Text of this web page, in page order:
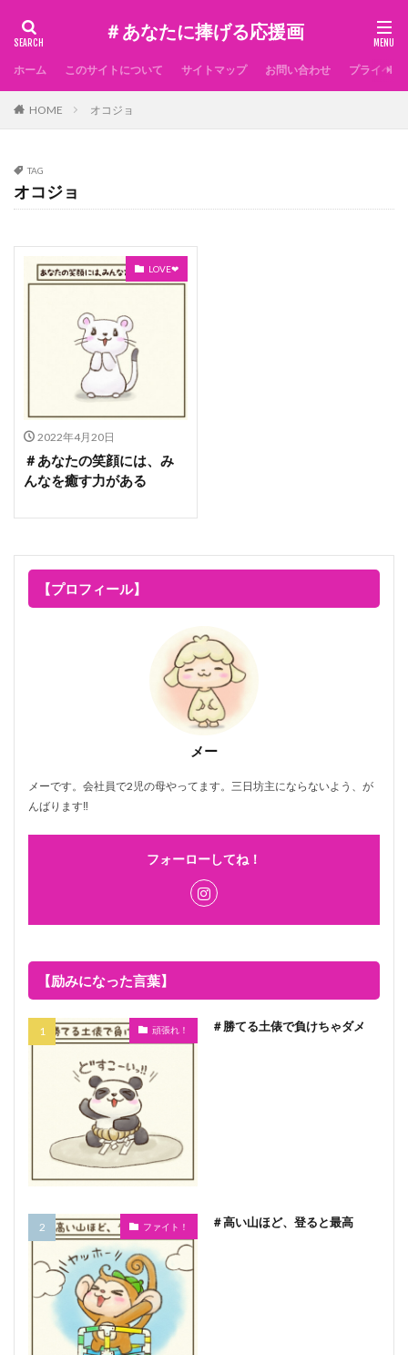
＃あなたに捧げる応援画
ホーム このサイトについて サイトマップ お問い合わせ プライベー
HOME オコジョ
TAG
オコジョ
LOVE❤
2022年4月20日
＃あなたの笑顔には、み
んなを癒す力がある
【プロフィール】
メー
メーです。会社員で2児の母やってます。三日坊主にならないよう、が
んばります‼
フォーローしてね！
【励みになった言葉】
頑張れ！ ＃勝てる土俵で負けちゃダメ
ファイト！ ＃高い山ほど、登ると最高